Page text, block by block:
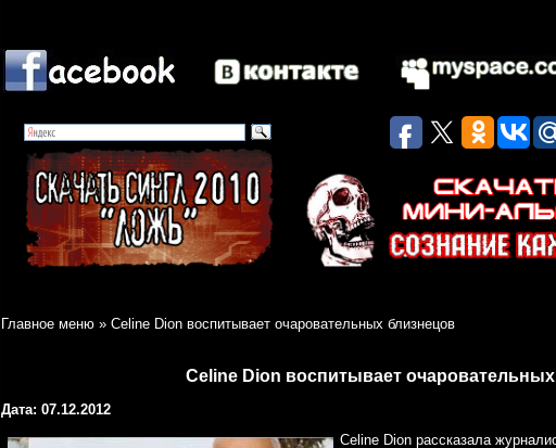
Главное меню » Celine Dion воспитывает очаровательных близнецов
Celine Dion воспитывает
Дата: 07.12.2012
Celine Dion рассказала